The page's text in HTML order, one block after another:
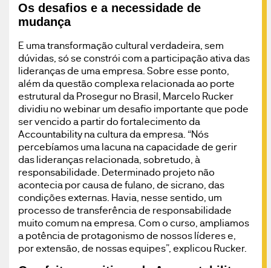
Os desafios e a necessidade de
mudança
E uma transformação cultural verdadeira, sem
dúvidas, só se constrói com a participação ativa das
lideranças de uma empresa. Sobre esse ponto,
além da questão complexa relacionada ao porte
estrutural da Prosegur no Brasil, Marcelo Rucker
dividiu no webinar um desafio importante que pode
ser vencido a partir do fortalecimento da
Accountability na cultura da empresa. “Nós
percebíamos uma lacuna na capacidade de gerir
das lideranças relacionada, sobretudo, à
responsabilidade. Determinado projeto não
acontecia por causa de fulano, de sicrano, das
condições externas. Havia, nesse sentido, um
processo de transferência de responsabilidade
muito comum na empresa. Com o curso, ampliamos
a potência de protagonismo de nossos líderes e,
por extensão, de nossas equipes”, explicou Rucker.